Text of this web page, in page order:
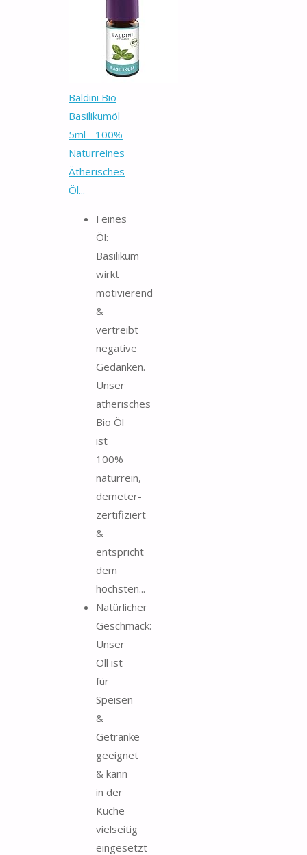
Baldini Bio
Basilikumöl
5ml - 100%
Naturreines
Ätherisches
Öl...
Feines
Öl:
Basilikum
wirkt
motivierend
&
vertreibt
negative
Gedanken.
Unser
ätherisches
Bio Öl
ist
100%
naturrein,
demeter-
zertifiziert
&
entspricht
dem
höchsten...
Natürlicher
Geschmack:
Unser
Öll ist
für
Speisen
&
Getränke
geeignet
& kann
in der
Küche
vielseitig
eingesetzt